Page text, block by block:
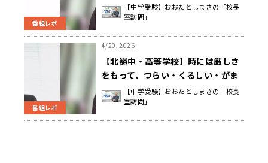
番組レポ
どもが自ら考えて主体的な行動で最
後までやり抜く力が大切 横澤 広久
【中学受験】おおたとしまさの「校長
室訪問」
番組レポ
4/20, 2026
【北嶺中・高等学校】時には厳しさ
をもって、つらい・くるしい・がま
んを経験させると、心が折れにくく
育つ 谷地田 穣 校長先生
【中学受験】おおたとしまさの「校長
室訪問」